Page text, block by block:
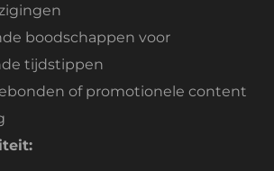
boodschappen voor
tijdstippen
of promotionele content